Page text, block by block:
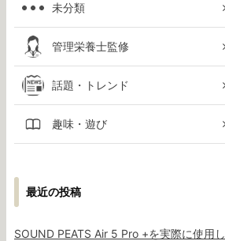
未分類
管理栄養士監修
話題・トレンド
趣味・遊び
最近の投稿
SOUND PEATS Air 5 Pro +を実際に使用し